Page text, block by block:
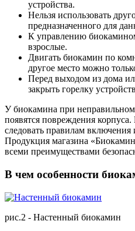
устройства.
Нельзя использовать
предназначенного для
К управлению
взрослые.
Двигать биокамин по
другое место можно
Перед выходом из дома
закрыть горелку
У биокамина при
появятся повреждения
следовать правилам
Продукция магазина
всеми преимуществами
В чем особенности
рис.2 - Настенный биокамин